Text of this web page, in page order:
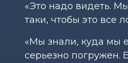
«Это надо видеть.
таки, чтобы это все
«Мы знали, куда мы
серьезно погружен.